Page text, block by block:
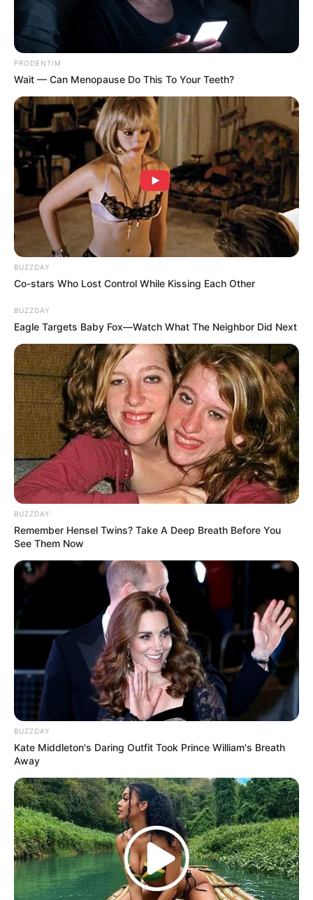
LIHAT ARTIKEL LAINNYA
Don’t Look Up A Boy Called Christmas
Sinopsis Sweet Girl, Aksi
Balas Dendam Jason
Momoa Lindungi Putrinya
Sinopsis Beckett, Aksi
John David Washington
Meloloskan Diri dari
Perburuan
PRODENTIM
Wait — Can Menopause Do This To Your Teeth?
BUZZDAY
Co-stars Who Lost Control While Kissing Each Other
BUZZDAY
Eagle Targets Baby Fox—Watch What The Neighbor Did Next
BUZZDAY
Remember Hensel Twins? Take A Deep Breath Before You
See Them Now
BUZZDAY
Kate Middleton's Daring Outfit Took Prince William's Breath
Away